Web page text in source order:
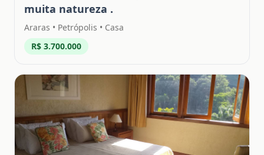
muita natureza .
Araras • Petrópolis • Casa
R$ 3.700.000